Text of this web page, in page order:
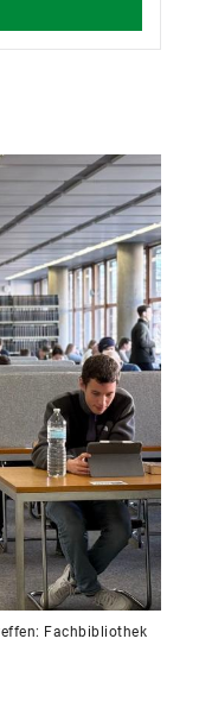
Fachbibliothek